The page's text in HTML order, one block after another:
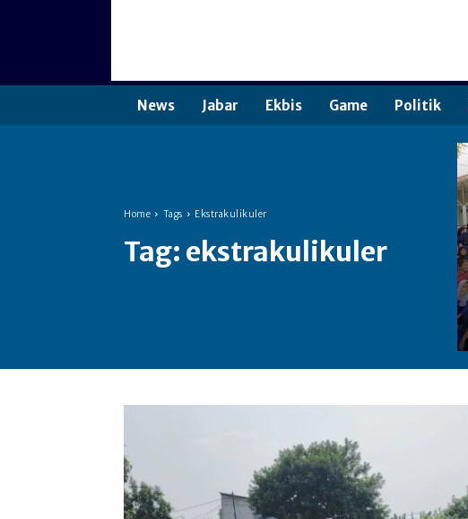
News Jabar Ekbis Game Politik
Home Tags Ekstrakulikuler
Tag: ekstrakulikuler